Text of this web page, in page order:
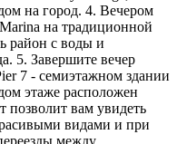
на город. 4. Вечером
на традиционной
район с воды и
5. Завершите вечер
7 - семиэтажном здании
этаже расположен
позволит вам увидеть
видами и при
между